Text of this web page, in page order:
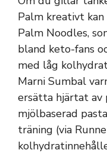
Palm kreativt
Palm Noodles,
bland keto-fans
med låg
Marni Sumbal
ersätta hjärtat av
mjölbaserad
träning (via